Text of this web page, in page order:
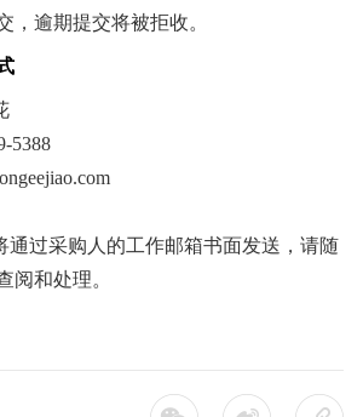
，逾期提交将被拒收。
5388
通过采购人的工作邮箱书面发送，请随
阅和处理。